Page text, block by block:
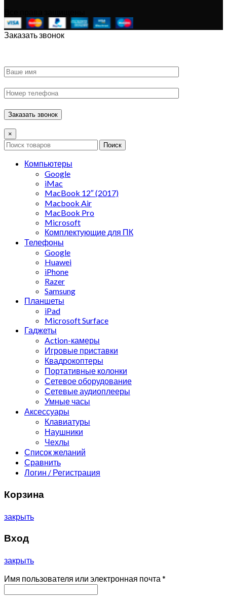
Заказать звонок
×
Поиск
Компьютеры
Google
iMac
MacBook 12″ (2017)
Macbook Air
MacBook Pro
Microsoft
Комплектующие для ПК
Телефоны
Google
Huawei
iPhone
Razer
Samsung
Планшеты
iPad
Microsoft Surface
Гаджеты
Action-камеры
Игровые приставки
Квадрокоптеры
Портативные колонки
Сетевое оборудование
Сетевые аудиоплееры
Умные часы
Аксессуары
Клавиатуры
Наушники
Чехлы
Список желаний
Сравнить
Логин / Регистрация
Корзина
закрыть
Вход
закрыть
Имя пользователя или электронная почта *